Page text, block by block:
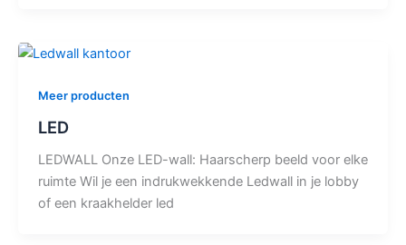
Meer producten
LED
LEDWALL Onze LED-wall: Haarscherp beeld voor elke
ruimte Wil je een indrukwekkende Ledwall in je lobby
of een kraakhelder led